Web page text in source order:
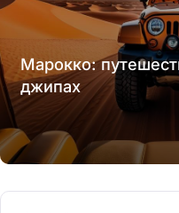
Марокко:
джипах